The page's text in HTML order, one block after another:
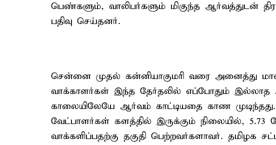
பெண்களும், வாலிபர்களும் மிகுந்த ஆர்வத்துடன்
பதிவு செய்தனர்.
சென்னை முதல் கன்னியாகுமரி வரை அனைத்து
வாக்காளர்கள் இந்த தேர்தலில் எப்போதும் இல்லாத
காலையிலேயே ஆர்வம் காட்டியதை காண
வேட்பாளர்கள் களத்தில் இருக்கும் நிலையில், 5.73
வாக்களிப்பதற்கு தகுதி பெற்றவர்களாவர். தமிழக